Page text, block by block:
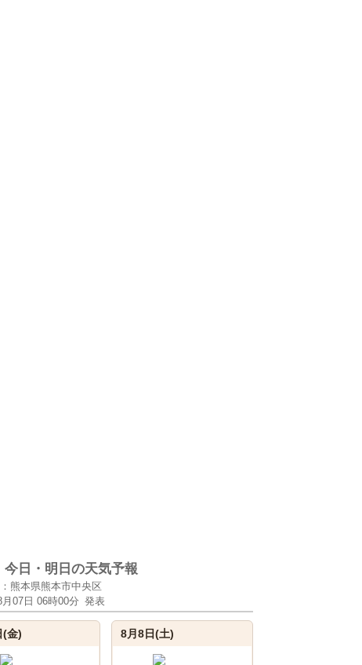
今日・明日の天気予報
熊本県熊本市中央区
07日 06時00分 発表
(金) 8月8日(土)